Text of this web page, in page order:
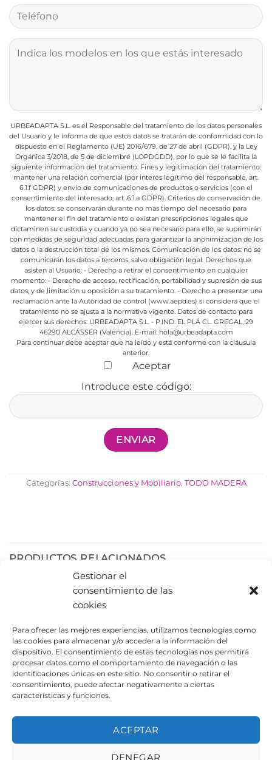
Gestionar el
consentimiento de las
cookies
Para ofrecer las mejores experiencias, utilizamos tecnologías como
las cookies para almacenar y/o acceder a la información del
dispositivo. El consentimiento de estas tecnologías nos permitirá
procesar datos como el comportamiento de navegación o las
identificaciones únicas en este sitio. No consentir o retirar el
consentimiento, puede afectar negativamente a ciertas
características y funciones.
ACEPTAR
DENEGAR
URBEADAPTA S.L. es el Responsable del tratamiento de los datos personales
del Usuario y le informa de que estos datos se tratarán de conformidad con lo
dispuesto en el Reglamento (UE) 2016/679, de 27 de abril (GDPR), y la Ley
Orgánica 3/2018, de 5 de diciembre (LOPDGDD), por lo que se le facilita la
siguiente información del tratamiento:Fines y legitimación del tratamiento:
mantener una relación comercial (por interés legítimo del responsable, art.
6.1.f GDPR) y envío de comunicaciones de productos o servicios (con el
consentimiento del interesado, art. 6.1.a GDPR). Criterios de conservación de
los datos: se conservarán durante no más tiempo del necesario para
mantener el fin del tratamiento o existan prescripciones legales que
dictaminen su custodia y cuando ya no sea necesario para ello, se suprimirán
con medidas de seguridad adecuadas para garantizar la anonimización de los
datos o la destrucción total de los mismos. Comunicación de los datos: no se
comunicarán los datos a terceros, salvo obligación legal. Derechos que
asisten al Usuario: - Derecho a retirar el consentimiento en cualquier
momento. - Derecho de acceso, rectificación, portabilidad y supresión de sus
datos, y de limitación u oposición a su tratamiento. - Derecho a presentar una
reclamación ante la Autoridad de control (www.aepd.es) si considera que el
tratamiento no se ajusta a la normativa vigente. Datos de contacto para
ejercer sus derechos: URBEADAPTA S.L. - P.IND. EL PLÁ CL. GREGAL, 29
46290 ALCÁSSER (València). E-mail: hola@urbeadapta.com
Para continuar debe aceptar que ha leído y está conforme con la cláusula
anterior.
Aceptar
Introduce este código:
Categorías: Construcciones y Mobiliario, TODO MADERA
PRODUCTOS RELACIONADOS